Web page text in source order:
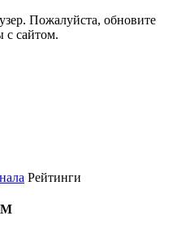
Пожалуйста, обновите
с сайтом.
Рейтинги